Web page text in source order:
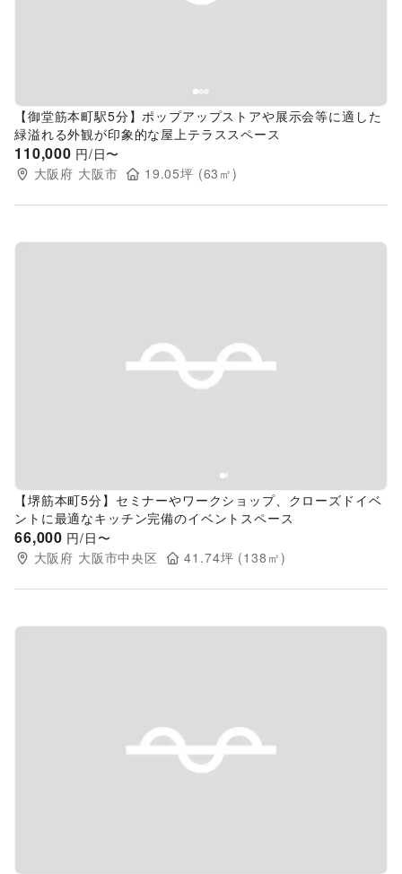
【御堂筋本町駅5分】ポップアップストアや展示会等に適した
緑溢れる外観が印象的な屋上テラススペース
110,000 円/日〜
大阪府 大阪市 19.05坪 (63 ㎡)
Previous slide
【堺筋本町5分】セミナーやワークショップ、クローズドイベ
ントに最適なキッチン完備のイベントスペース
66,000 円/日〜
大阪府 大阪市中央区 41.74坪 (138 ㎡)
Previous slide